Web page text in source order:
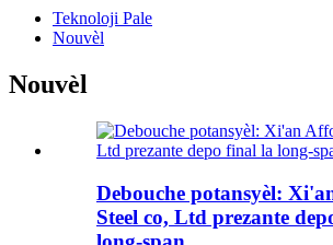
Teknoloji Pale
Nouvèl
Nouvèl
Debouche potansyèl:
Steel co, Ltd prezante